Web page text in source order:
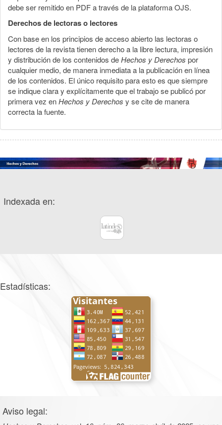
debe ser remitido en PDF a través de la plataforma OJS.
Derechos de lectoras o lectores
Con base en los principios de acceso abierto las lectoras o
lectores de la revista tienen derecho a la libre lectura, impresión
y distribución de los contenidos deHechos y Derechos por
cualquier medio, de manera inmediata a la publicación en línea
de los contenidos. El único requisito para esto es que siempre
se indique clara y explícitamente que el trabajo se publicó por
primera vez enHechos y Derechos y se cite de manera
correcta la fuente.
Indexada en:
Estadísticas:
Aviso legal: